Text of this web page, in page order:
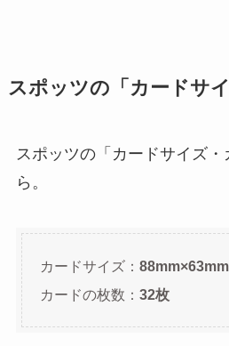
スポッツの「カードサイ
スポッツの「カードサイズ
ら。
カードサイズ： 88mm×63mm
カードの枚数： 32枚